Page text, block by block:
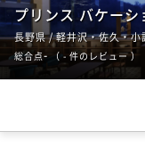
プリンス バケー
長野県 / 軽井沢・佐久・小
総合点- （- 件のレビュー）